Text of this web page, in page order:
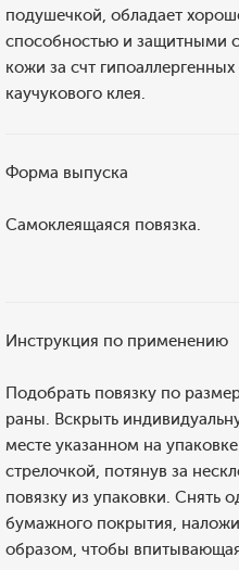
подушечкой, обладает
способностью и защитными
кожи за счт
каучукового клея.
Форма выпуска
Самоклеящаяся повязка.
Инструкция по применению
Подобрать повязку по
раны. Вскрыть
месте указанном на
стрелочкой, потянув за
повязку из упаковки. Снять
бумажного покрытия,
образом, чтобы